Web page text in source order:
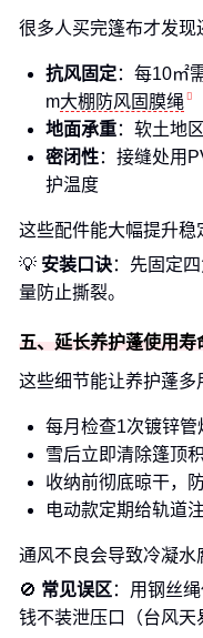
很多人买完篷布才发现
抗风固定：每10㎡
m大棚防风固膜绳
地面承重：软土地
密闭性：接缝处用
护温度
这些配件能大幅提升稳
💡 安装口诀：先固定
量防止撕裂。
五、延长养护蓬使用寿
这些细节能让养护蓬多
每月检查1次镀锌
雪后立即清除篷顶
收纳前彻底晾干，
电动款定期给轨道
通风不良会导致冷凝水
🚫 常见误区 ：用钢丝
钱不装泄压口（台风天